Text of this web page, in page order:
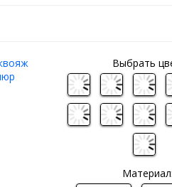
Выбрать
Материал: